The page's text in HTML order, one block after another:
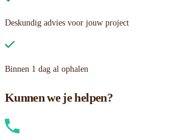
Deskundig advies voor jouw project
Binnen 1 dag al ophalen
Kunnen we je helpen?